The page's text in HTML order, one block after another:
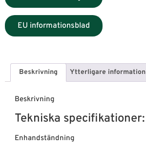
EU informationsblad
Beskrivning Ytterligare information
Beskrivning
Tekniska specifikationer:
Enhandständning